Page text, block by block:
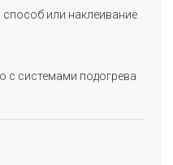
или наклеивание
с системами подогрева